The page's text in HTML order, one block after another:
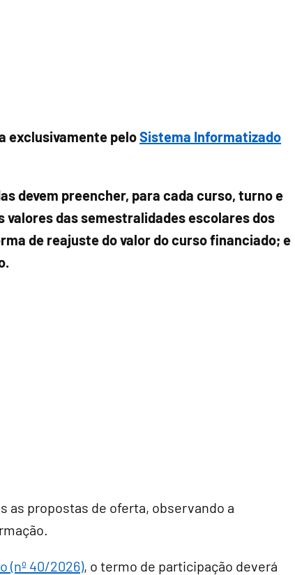
exclusivamente peloSistema Informatizado
devem preencher, para cada curso, turno e
das semestralidades escolares dos
de reajuste do valor do curso financiado; e
as propostas de oferta, observando a
(nº 40/2026), o termo de participação deverá